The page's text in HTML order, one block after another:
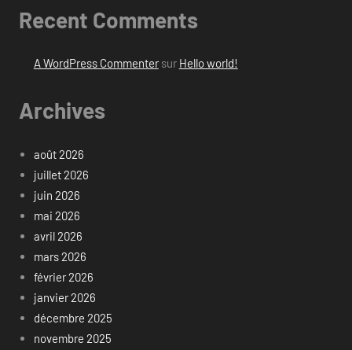
Recent Comments
A WordPress Commentersur Hello world!
Archives
août 2026
juillet 2026
juin 2026
mai 2026
avril 2026
mars 2026
février 2026
janvier 2026
décembre 2025
novembre 2025